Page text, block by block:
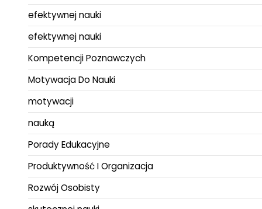
efektywnej nauki
efektywnej nauki
Kompetencji Poznawczych
Motywacja Do Nauki
motywacji
nauką
Porady Edukacyjne
Produktywność I Organizacja
Rozwój Osobisty